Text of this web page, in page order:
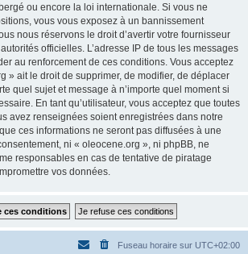
ou encore la loi internationale. Si vous ne
vous vous exposez à un bannissement
nous réservons le droit d’avertir votre fournisseur
officielles. L’adresse IP de tous les messages
au renforcement de ces conditions. Vous acceptez
» ait le droit de supprimer, de modifier, de déplacer
quel sujet et message à n’importe quel moment si
En tant qu’utilisateur, vous acceptez que toutes
avez renseignées soient enregistrées dans notre
ces informations ne seront pas diffusées à une
ni « oleocene.org », ni phpBB, ne
responsables en cas de tentative de piratage
vos données.
Fuseau horaire sur UTC+02:00